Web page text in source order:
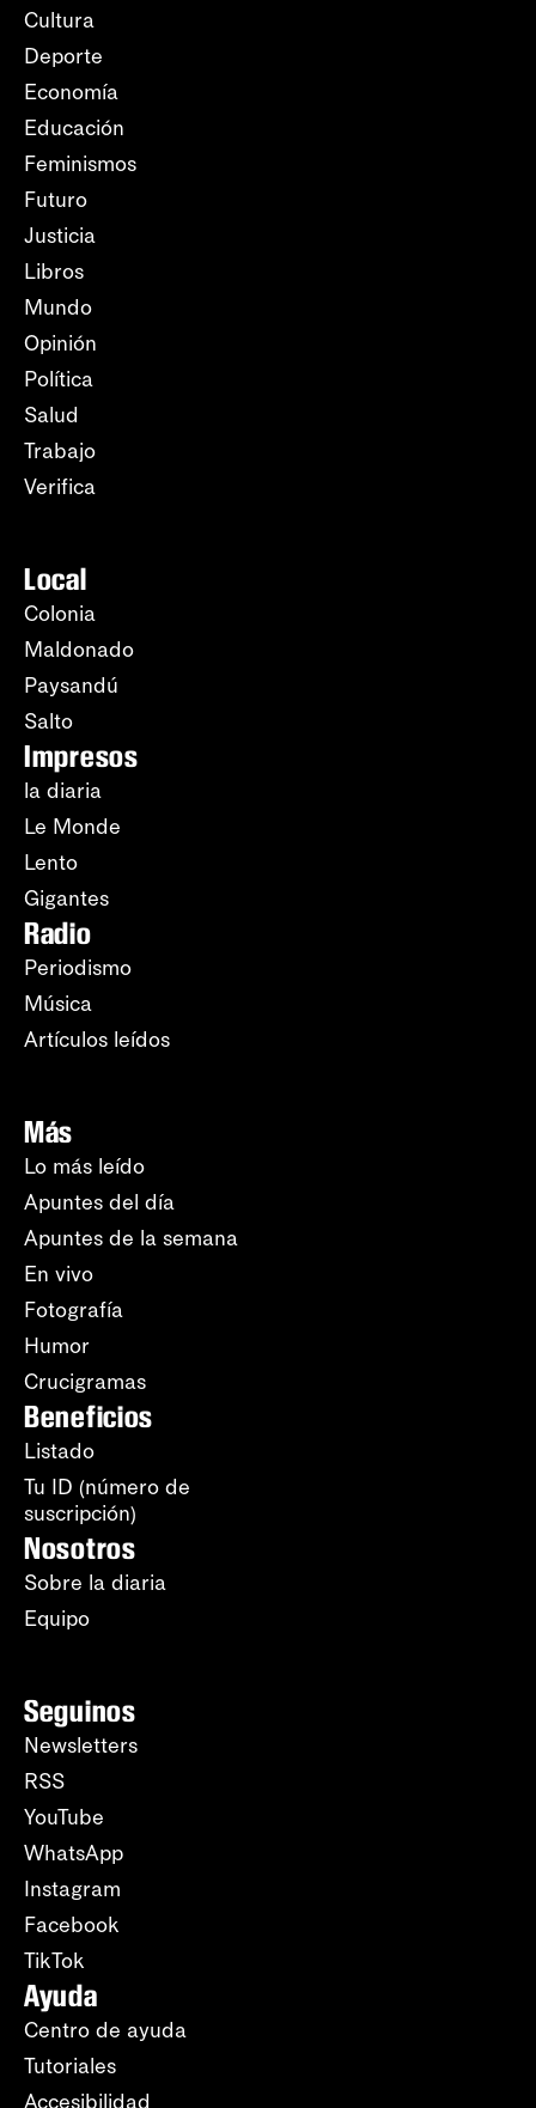
Cultura
Deporte
Economía
Educación
Feminismos
Futuro
Justicia
Libros
Mundo
Opinión
Política
Salud
Trabajo
Verifica
Local
Colonia
Maldonado
Paysandú
Salto
Impresos
la diaria
Le Monde
Lento
Gigantes
Radio
Periodismo
Música
Artículos leídos
Más
Lo más leído
Apuntes del día
Apuntes de la semana
En vivo
Fotografía
Humor
Crucigramas
Beneficios
Listado
Tu ID (número de
suscripción)
Nosotros
Sobre la diaria
Equipo
Seguinos
Newsletters
RSS
YouTube
WhatsApp
Instagram
Facebook
TikTok
Ayuda
Centro de ayuda
Tutoriales
Accesibilidad